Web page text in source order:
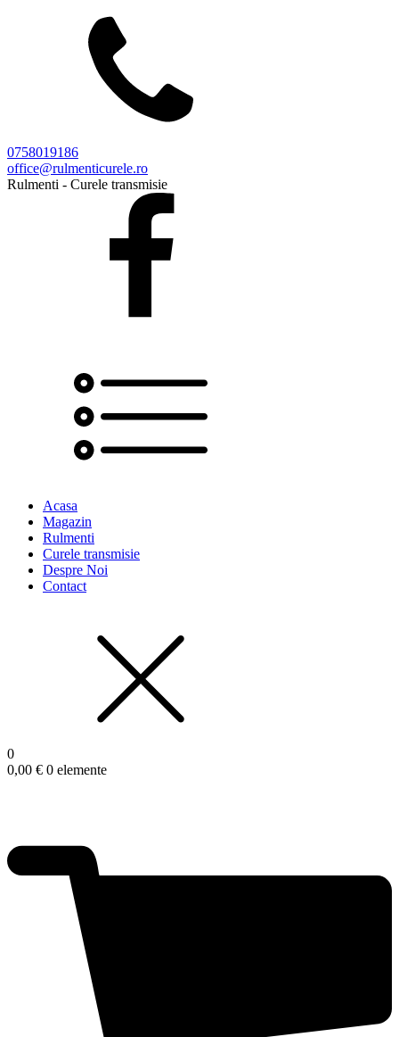
0758019186
office@rulmenticurele.ro
Rulmenti - Curele transmisie
Acasa
Magazin
Rulmenti
Curele transmisie
Despre Noi
Contact
0
0,00 € 0 elemente